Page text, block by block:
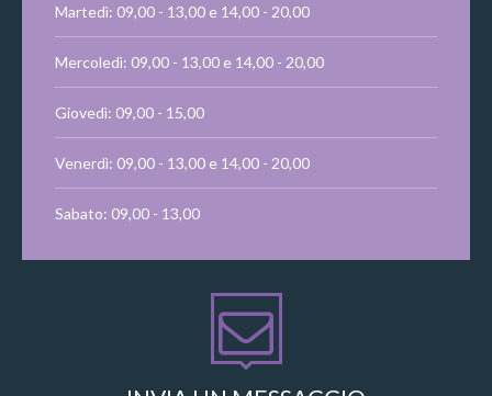
Martedì: 09,00 - 13,00 e 14,00 - 20,00
Mercoledì: 09,00 - 13,00 e 14,00 - 20,00
Giovedì: 09,00 - 15,00
Venerdì: 09,00 - 13,00 e 14,00 - 20,00
Sabato: 09,00 - 13,00